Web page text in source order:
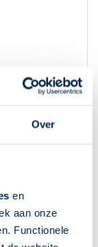
Over
en
aan onze
Functionele
tenzij
verzekering,
risico in
gevallen is
reeds